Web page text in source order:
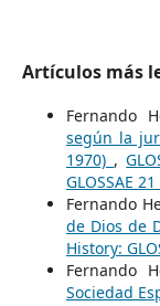
Artículos más
Fernando
según la
1970) ,
GLOSSAE
Fernando
de Dios de
History:
Fernando
Sociedad